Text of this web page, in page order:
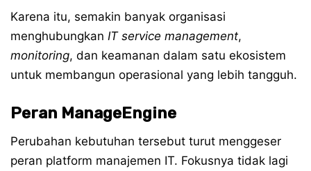
Karena itu, semakin banyak organisasi
menghubungkan IT service management,
monitoring, dan keamanan dalam satu ekosistem
untuk membangun operasional yang lebih tangguh.
Peran ManageEngine
Perubahan kebutuhan tersebut turut menggeser
peran platform manajemen IT. Fokusnya tidak lagi